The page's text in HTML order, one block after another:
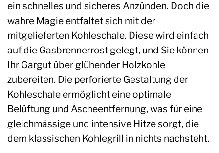
ein schnelles und sicheres Anzünden. Doch die
wahre Magie entfaltet sich mit der
mitgelieferten Kohleschale. Diese wird einfach
auf die Gasbrennerrost gelegt, und Sie können
Ihr Gargut über glühender Holzkohle
zubereiten. Die perforierte Gestaltung der
Kohleschale ermöglicht eine optimale
Belüftung und Ascheentfernung, was für eine
gleichmässige und intensive Hitze sorgt, die
dem klassischen Kohlegrill in nichts nachsteht.